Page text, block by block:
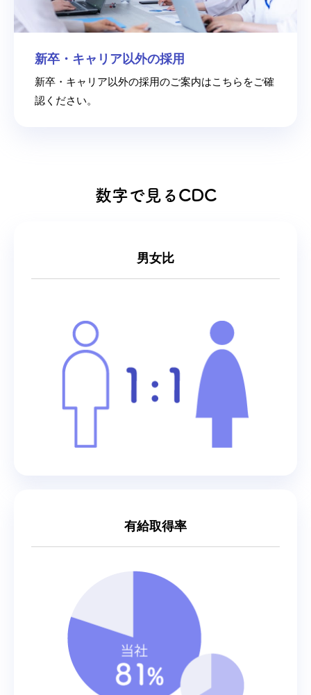
新卒・キャリア以外の採用
新卒・キャリア以外の採用のご案内はこちらをご確
認ください。
数字で見るCDC
男女比
有給取得率